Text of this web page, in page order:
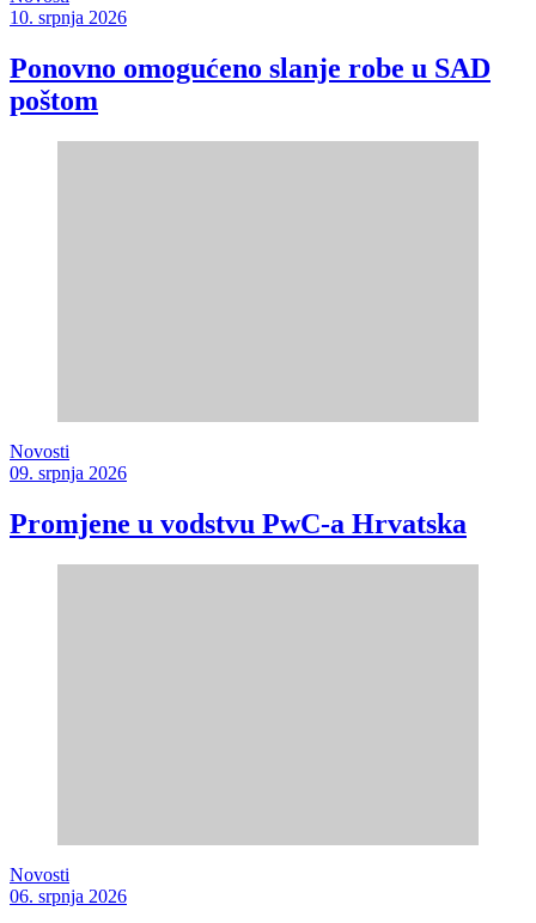
10. srpnja 2026
Ponovno omogućeno slanje robe u SAD
poštom
Novosti
09. srpnja 2026
Promjene u vodstvu PwC-a Hrvatska
Novosti
06. srpnja 2026